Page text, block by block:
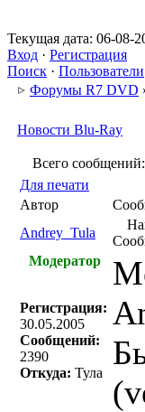
Текущая дата: 06-08-
Вход · Регистрация
Поиск · Пользователи
Форумы R7 DVD
Новости Blu-Ray
Всего
Для печати
Автор
Andrey_Tula
Модератор
Регистрация:
30.05.2005
Сообщений:
2390
Откуда: Тула